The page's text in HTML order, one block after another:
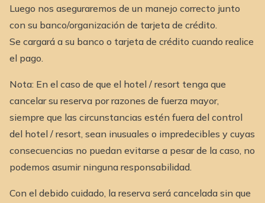
Luego nos aseguraremos de un manejo correcto junto
con su banco/organización de tarjeta de crédito.
Se cargará a su banco o tarjeta de crédito cuando realice
el pago.
Nota: En el caso de que el hotel / resort tenga que
cancelar su reserva por razones de fuerza mayor,
siempre que las circunstancias estén fuera del control
del hotel / resort, sean inusuales o impredecibles y cuyas
consecuencias no puedan evitarse a pesar de la caso, no
podemos asumir ninguna responsabilidad.
Con el debido cuidado, la reserva será cancelada sin que